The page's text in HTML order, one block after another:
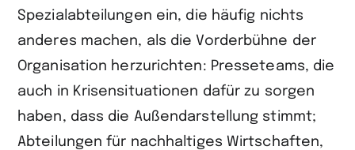
Spezialabteilungen ein, die häufig nichts
anderes machen, als die Vorderbühne der
Organisation herzurichten: Presseteams, die
auch in Krisensituationen dafür zu sorgen
haben, dass die Außendarstellung stimmt;
Abteilungen für nachhaltiges Wirtschaften,